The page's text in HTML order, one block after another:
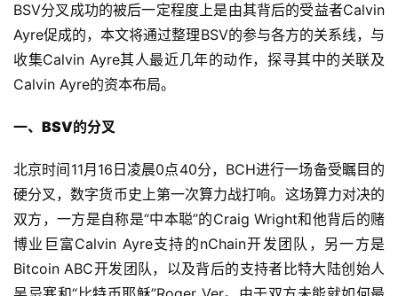
BSV分叉成功的被后一定程度上是由其背后的受益者Calvin
Ayre促成的，本文将通过整理BSV的参与各方的关系线，与
收集Calvin Ayre其人最近几年的动作，探寻其中的关联及
Calvin Ayre的资本布局。
一、 BSV的分叉
北京时间11月16日凌晨0点40分，BCH进行一场备受瞩目的
硬分叉，数字货币史上第一次算力战打响。这场算力对决的
双方，一方是自称是“中本聪”的Craig Wright和他背后的赌
博业巨富Calvin Ayre支持的nChain开发团队，另一方是
Bitcoin ABC开发团队，以及背后的支持者比特大陆创始人